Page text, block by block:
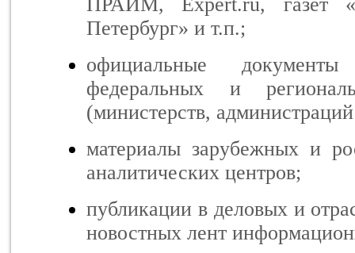
Петербург» и т.п.;
официальные
федеральных и
(министерств,
материалы зарубежных и
аналитических центров;
публикации в деловых и
новостных лент